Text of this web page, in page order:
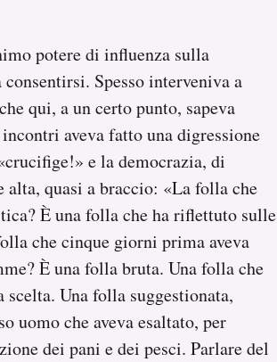
potere di influenza sulla
Spesso interveniva a
qui, a un certo punto, sapeva
aveva fatto una digressione
e la democrazia, di
alta, quasi a braccio: «La folla che
È una folla che ha riflettuto sulle
che cinque giorni prima aveva
È una folla bruta. Una folla che
Una folla suggestionata,
uomo che aveva esaltato, per
dei pani e dei pesci. Parlare del